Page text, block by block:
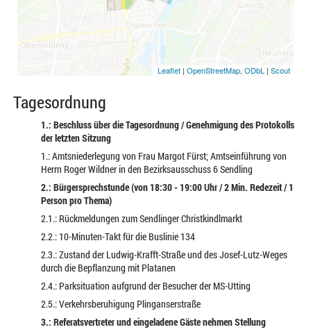
Leaflet | OpenStreetMap, ODbL | Scout
Tagesordnung
1.: Beschluss über die Tagesordnung / Genehmigung des Protokolls
der letzten Sitzung
1.: Amtsniederlegung von Frau Margot Fürst; Amtseinführung von
Herrn Roger Wildner in den Bezirksausschuss 6 Sendling
2.: Bürgersprechstunde (von 18:30 - 19:00 Uhr / 2 Min. Redezeit / 1
Person pro Thema)
2.1.: Rückmeldungen zum Sendlinger Christkindlmarkt
2.2.: 10-Minuten-Takt für die Buslinie 134
2.3.: Zustand der Ludwig-Krafft-Straße und des Josef-Lutz-Weges
durch die Bepflanzung mit Platanen
2.4.: Parksituation aufgrund der Besucher der MS-Utting
2.5.: Verkehrsberuhigung Plinganserstraße
3.: Referatsvertreter und eingeladene Gäste nehmen Stellung